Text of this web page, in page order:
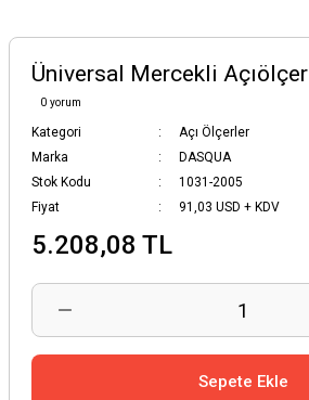
Üniversal Mercekli Açıölçer
0 yorum
Kategori
Açı Ölçerler
Marka
DASQUA
Stok Kodu
1031-2005
Fiyat
91,03 USD + KDV
5.208,08 TL
Sepete Ekle